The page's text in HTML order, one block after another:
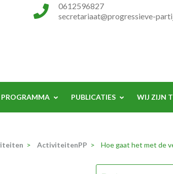
0612596827
secretariaat@progressieve-
PROGRAMMA PUBLICATIES WIJ ZIJN
> ActiviteitenPP > Hoe gaat het met de